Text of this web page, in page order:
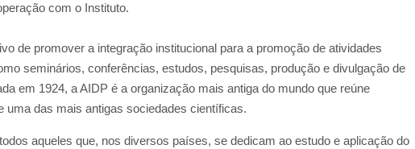
com o Instituto.
de promover a integração institucional para a promoção de atividades
seminários, conferências, estudos, pesquisas, produção e divulgação de
em 1924, a AIDP é a organização mais antiga do mundo que reúne
das mais antigas sociedades científicas.
aqueles que, nos diversos países, se dedicam ao estudo e aplicação do